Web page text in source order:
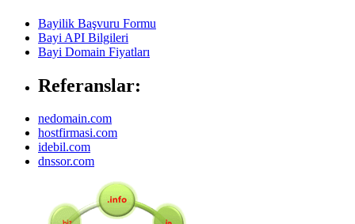
Bayilik Başvuru Formu
Bayi API Bilgileri
Bayi Domain Fiyatları
Referanslar:
nedomain.com
hostfirmasi.com
idebil.com
dnssor.com